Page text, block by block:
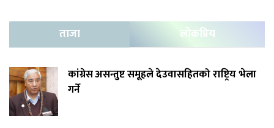
ताजा लोकप्रिय
कांग्रेस असन्तुष्ट समूहले देउवासहितको राष्ट्रिय भेला
गर्ने